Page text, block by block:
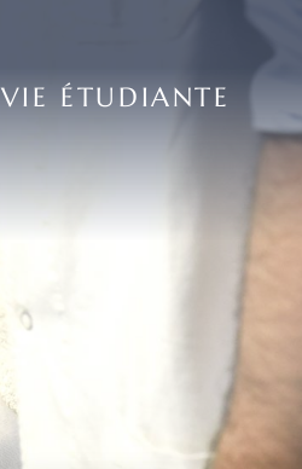
VIE ÉTUDIANTE